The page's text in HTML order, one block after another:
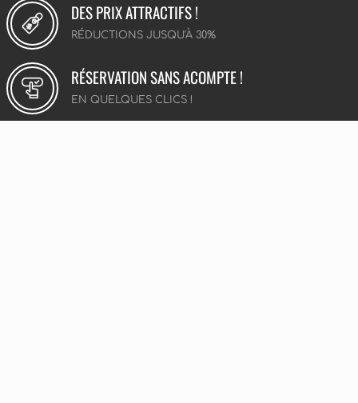
DES PRIX ATTRACTIFS !
RÉDUCTIONS JUSQU'À 30%
RÉSERVATION SANS ACOMPTE !
EN QUELQUES CLICS !